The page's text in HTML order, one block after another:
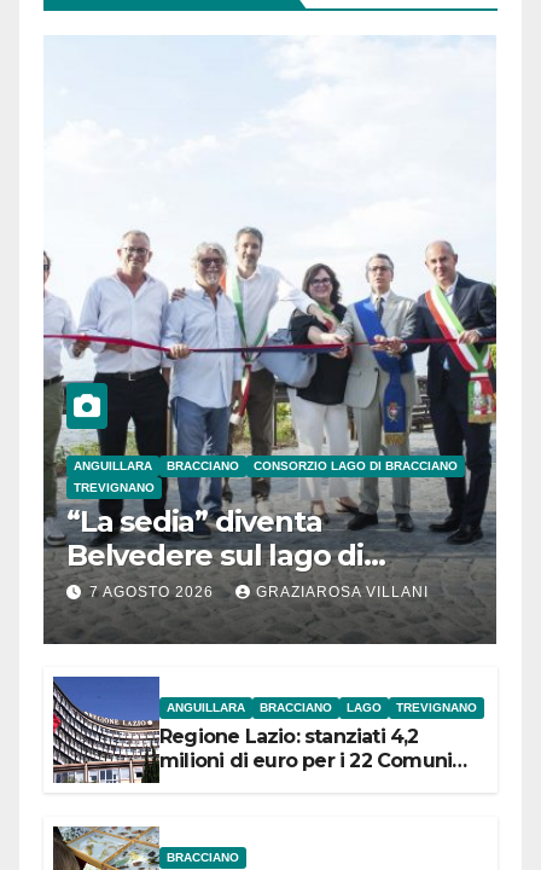
ANGUILLARA BRACCIANO
CONSORZIO LAGO DI BRACCIANO
TREVIGNANO
“La sedia” diventa
Belvedere sul lago di
Bracciano: ieri
l’inaugurazione
7 AGOSTO 2026 GRAZIAROSA VILLANI
ANGUILLARA BRACCIANO LAGO TREVIGNANO
Regione Lazio: stanziati 4,2
milioni di euro per i 22 Comuni
BRACCIANO